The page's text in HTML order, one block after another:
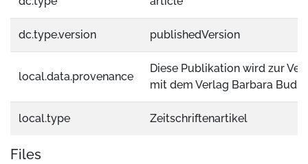
dc.type.version publishedVersion
local.data.provenance
Diese Publikation wird zur
mit dem Verlag Barbara
local.type Zeitschriftenartikel
Files